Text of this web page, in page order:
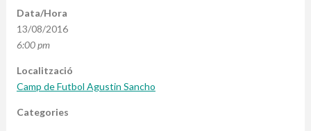
Data/Hora
13/08/2016
6:00 pm
Localització
Camp de Futbol Agustin Sancho
Categories